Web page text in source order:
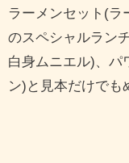
ラーメンセット(ラ
のスペシャルラン
白身ムニエル)、パ
ン)と見本だけでも